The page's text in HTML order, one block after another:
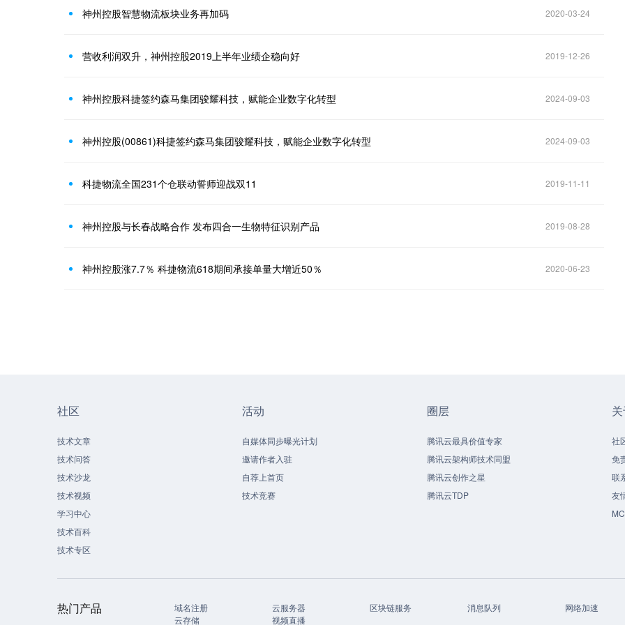
神州控股智慧物流板块业务再加码 2020-03-24
营收利润双升，神州控股2019上半年业绩企稳向好 2019-12-26
神州控股科捷签约森马集团骏耀科技，赋能企业数字化转型 2024-09-03
神州控股(00861)科捷签约森马集团骏耀科技，赋能企业数字化转型 2024-09-03
科捷物流全国231个仓联动誓师迎战双11 2019-11-11
神州控股与长春战略合作 发布四合一生物特征识别产品 2019-08-28
神州控股涨7.7％ 科捷物流618期间承接单量大增近50％ 2020-06-23
社区
技术文章
技术问答
技术沙龙
技术视频
学习中心
技术百科
技术专区
活动
自媒体同步曝光计划
邀请作者入驻
自荐上首页
技术竞赛
圈层
腾讯云最具价值专家
腾讯云架构师技术同盟
腾讯云创作之星
腾讯云TDP
社
免
联
友
热门产品 域名注册 云服务器 区块链服务 消息队列
网络加速
云存储
视频直播